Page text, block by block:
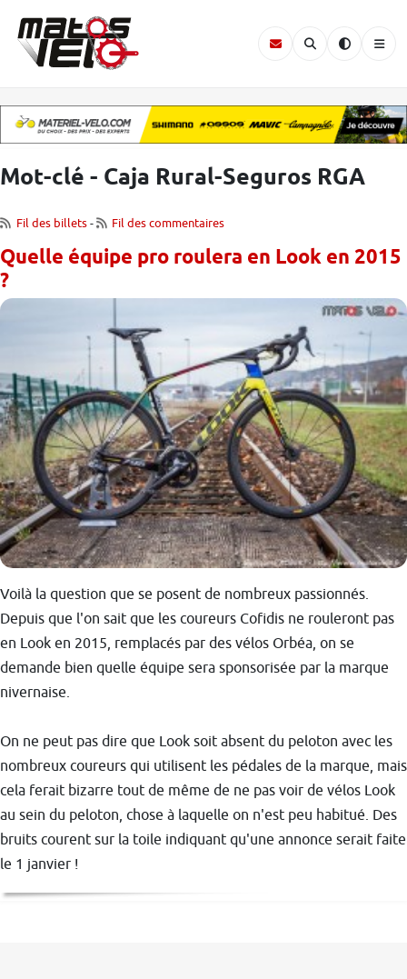
Mot-clé - Caja Rural-Seguros RGA
Fil des billets- Fil des commentaires
Quelle équipe pro roulera en Look en 2015
?
Voilà la question que se posent de nombreux passionnés.
Depuis que l'on sait que les coureurs Cofidis ne rouleront pas
en Look en 2015, remplacés par des vélos Orbéa, on se
demande bien quelle équipe sera sponsorisée par la marque
nivernaise.
On ne peut pas dire que Look soit absent du peloton avec les
nombreux coureurs qui utilisent les pédales de la marque, mais
cela ferait bizarre tout de même de ne pas voir de vélos Look
au sein du peloton, chose à laquelle on n'est peu habitué. Des
bruits courent sur la toile indiquant qu'une annonce serait faite
le 1 janvier !